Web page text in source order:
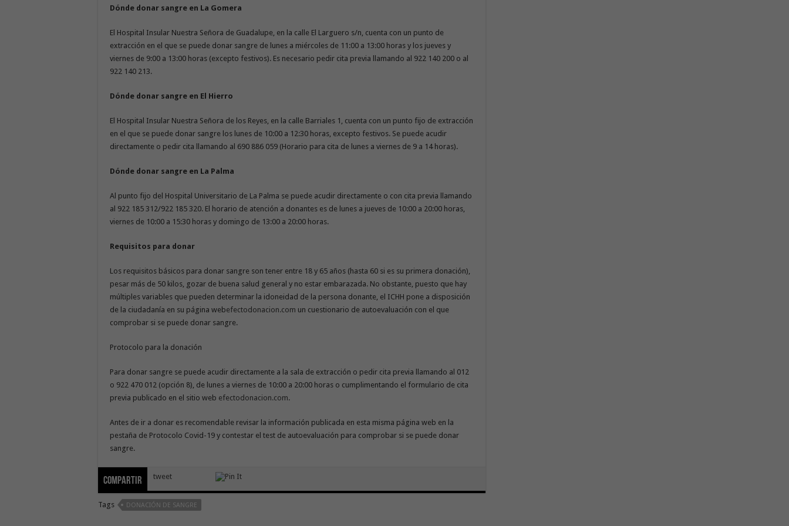
Dónde donar sangre en La Gomera
El Hospital Insular Nuestra Señora de Guadalupe, en la calle El Larguero s/n, cuenta con un punto de
extracción en el que se puede donar sangre de lunes a miércoles de 11:00 a 13:00 horas y los jueves y
viernes de 9:00 a 13:00 horas (excepto festivos). Es necesario pedir cita previa llamando al 922 140 200 o al
922 140 213.
Dónde donar sangre en El Hierro
El Hospital Insular Nuestra Señora de los Reyes, en la calle Barriales 1, cuenta con un punto fijo de extracción
en el que se puede donar sangre los lunes de 10:00 a 12:30 horas, excepto festivos. Se puede acudir
directamente o pedir cita llamando al 690 886 059 (Horario para cita de lunes a viernes de 9 a 14 horas).
Dónde donar sangre en La Palma
Al punto fijo del Hospital Universitario de La Palma se puede acudir directamente o con cita previa llamando
al 922 185 312/922 185 320. El horario de atención a donantes es de lunes a jueves de 10:00 a 20:00 horas,
viernes de 10:00 a 15:30 horas y domingo de 13:00 a 20:00 horas.
Requisitos para donar
Los requisitos básicos para donar sangre son tener entre 18 y 65 años (hasta 60 si es su primera donación),
pesar más de 50 kilos, gozar de buena salud general y no estar embarazada. No obstante, puesto que hay
múltiples variables que pueden determinar la idoneidad de la persona donante, el ICHH pone a disposición
de la ciudadanía en su página webefectodonacion.com un cuestionario de autoevaluación con el que
comprobar si se puede donar sangre.
Protocolo para la donación
Para donar sangre se puede acudir directamente a la sala de extracción o pedir cita previa llamando al 012
o 922 470 012 (opción 8), de lunes a viernes de 10:00 a 20:00 horas o cumplimentando el formulario de cita
previa publicado en el sitio web efectodonacion.com.
Antes de ir a donar es recomendable revisar la información publicada en esta misma página web en la
pestaña de Protocolo Covid-19 y contestar el test de autoevaluación para comprobar si se puede donar
sangre.
Compartir tweet
Tags DONACIÓN DE SANGRE